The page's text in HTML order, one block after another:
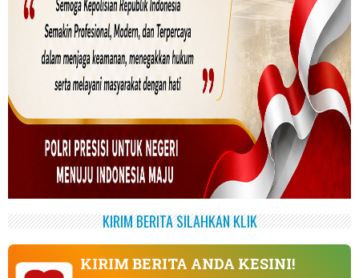
KIRIM BERITA SILAHKAN KLIK
KIRIM BERITA ANDA KESINI!